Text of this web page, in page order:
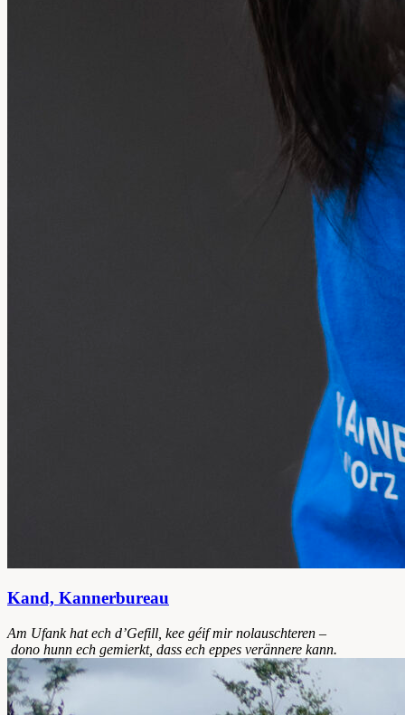
Kand, Kannerbureau
Am Ufankhatech d’Gefill kee géifmirnolauschteren –
dono hunn ech gemierkt, dass ech eppes verännere kann.